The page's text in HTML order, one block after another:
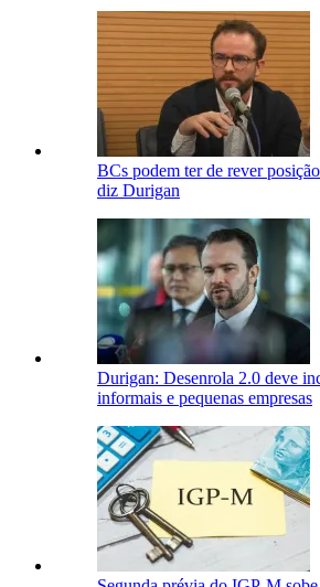
BCs podem ter de rever
diz Durigan
Durigan: Desenrola 2.0 deve
informais e pequenas empresas